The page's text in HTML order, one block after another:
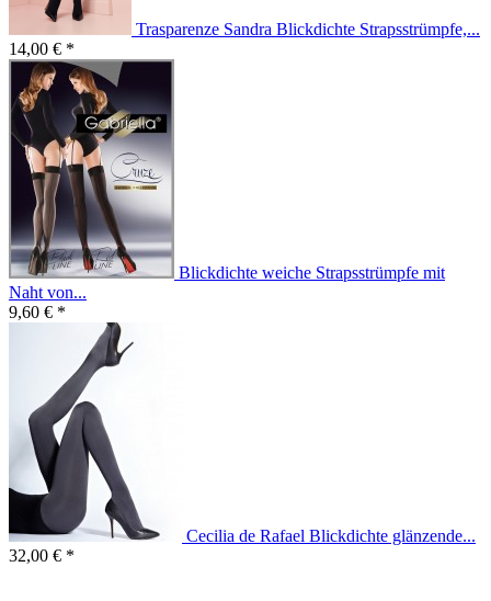
Trasparenze Sandra Blickdichte Strapsstrümpfe,...
14,00 € *
Blickdichte weiche Strapsstrümpfe mit
Naht von...
9,60 € *
Cecilia de Rafael Blickdichte glänzende...
32,00 € *